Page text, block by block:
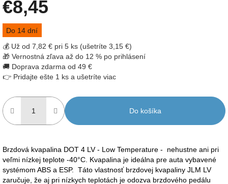
€8,45
Jednotková
cena:
Do 14 dní
💰 Už od 7,82 € pri 5 ks (ušetríte 3,15 €)
🎁 Vernostná zľava až do 12 % po prihlásení
🚚 Doprava zdarma od 49 €
👉 Pridajte ešte 1 ks a ušetríte viac
Do košíka
Brzdová kvapalina DOT 4 LV - Low Temperature - nehustne ani pri
veľmi nízkej teplote -40°C. Kvapalina je ideálna pre auta vybavené
systémom ABS a ESP. Táto vlastnosť brzdovej kvapaliny JLM LV
zaručuje, že aj pri nízkych teplotách je odozva brzdového pedálu